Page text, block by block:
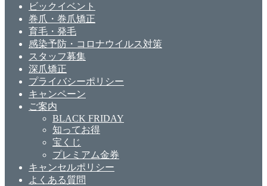
ビックイベント
巻爪・巻爪矯正
育毛・発毛
感染予防・コロナウイルス対策
スタッフ募集
深爪矯正
プライバシーポリシー
キャンペーン
ご案内
BLACK FRIDAY
知ってお得
宝くじ
プレミアム金券
キャンセルポリシー
よくある質問